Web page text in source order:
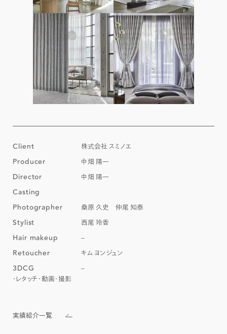
Client 株式会社 スミノエ
Producer 中畑 陽一
Director 中畑 陽一
Casting
Photographer
桑原 久史 仲尾 知泰
Stylist 西尾 玲香
Hair makeup –
Retoucher キム ヨンジュン
3DCG
–
レタッチ
動画 撮影
実績紹介一覧